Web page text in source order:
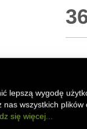
lepszą wygodę
wszystkich plików
się więcej...
S